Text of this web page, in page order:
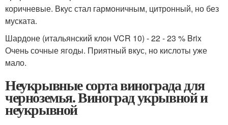
коричневые. Вкус стал гармоничным, цитронный, но без
муската.
Шардоне (итальянский клон VCR 10) - 22 - 23 % Brix
Очень сочные ягоды. Приятный вкус, но кислоты уже
мало.
Неукрывные сорта винограда для
черноземья. Виноград укрывной и
неукрывной